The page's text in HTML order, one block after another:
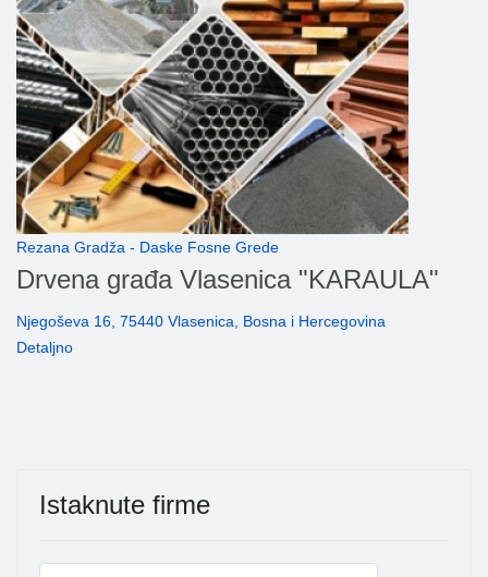
Rezana Gradža - Daske Fosne Grede
Drvena građa Vlasenica "KARAULA"
Njegoševa 16, 75440 Vlasenica, Bosna i Hercegovina
Detaljno
Istaknute firme